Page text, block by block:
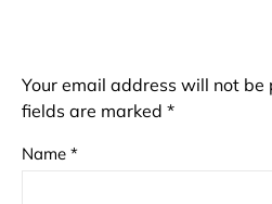
Your email address will not be
fields are marked *
Name *